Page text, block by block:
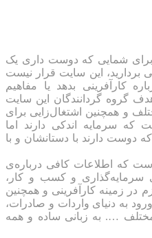
برای شمایی که دوست داری یک
این سایت قرار نیست
کارآفرینی بدهد یا مفاهیم
هدف گروه گردانندگان این سایت
و همچنین اشتغال‌زایی برای
که سرمایه اندکی دارند اما
دوست دارند با دستانشان و با
است که ‌اطلاعات کافی درباره‌ی
سرمایه‌گذاری و کسب و کار،
در زمینه کارآفرینی و همچنین
به دنیای واردات و صادرات،
…. به زبانی ساده و همه